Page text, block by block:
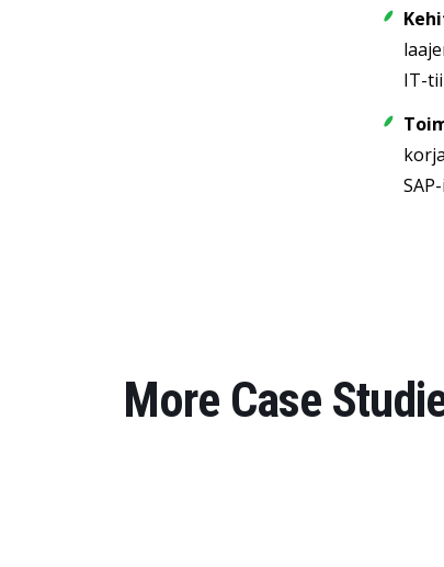
IT-
More Case